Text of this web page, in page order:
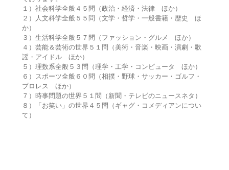
１）社会科学全般４５問（政治・経済・法律 ほか）
２）人文科学全般５５問（文学・哲学・一般書籍・歴史 ほ
か）
３）生活科学全般５７問（ファッション・グルメ ほか）
４）芸能＆芸術の世界５１問（美術・音楽・映画・演劇・歌
謡・アイドル ほか）
５）理数系全般５３問（理学・工学・コンピュータ ほか）
６）スポーツ全般６０問（相撲・野球・サッカー・ゴルフ・
プロレス ほか）
７）時事問題の世界５１問（新聞・テレビのニュースネタ）
８）「お笑い」の世界４５問（ギャグ・コメディアンについ
て）